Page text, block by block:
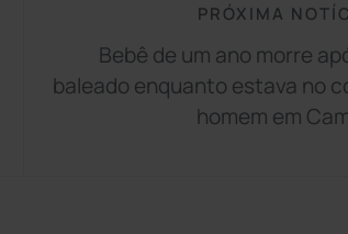
PRÓXIMA
Bebê de um ano morre
baleado enquanto estava no
homem em